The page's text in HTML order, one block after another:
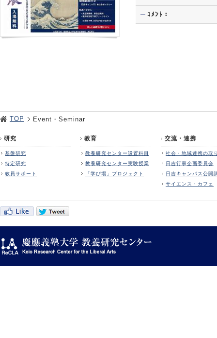
ｺﾒﾝﾄ：
TOP Event・Seminar
研究
基盤研究
特定研究
教員サポート
教育
教養研究センター設置科目
教養研究センター実験授業
「学び場」プロジェクト
交流・連携
社会・地域連携の取
日吉行事企画委員会
日吉キャンパス公開
サイエンス・カフェ